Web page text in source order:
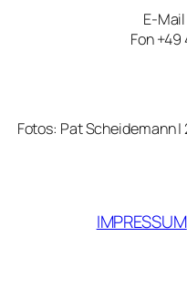
E-
Fon
Fotos: Pat Scheidemann
IMPRESSUM